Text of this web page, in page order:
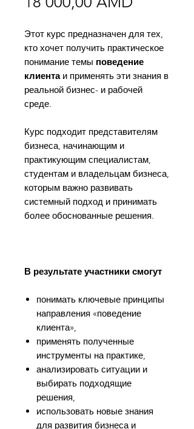
Этот курс предназначен для тех,
кто хочет получить практическое
понимание темы поведение
клиентаи применять эти знания в
реальной бизнес- и рабочей
среде.
Курс подходит представителям
бизнеса, начинающим и
практикующим специалистам,
студентам и владельцам бизнеса,
которым важно развивать
системный подход и принимать
более обоснованные решения.
В результате участники смогут
понимать ключевые принципы
направления «поведение
клиента»,
применять полученные
инструменты на практике,
анализировать ситуации и
выбирать подходящие
решения,
использовать новые знания
для развития бизнеса и